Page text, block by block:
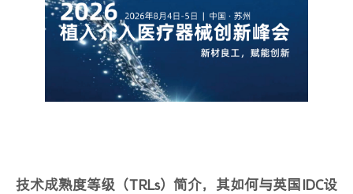
技术成熟度等级（TRLs）简介，其如何与英国IDC设